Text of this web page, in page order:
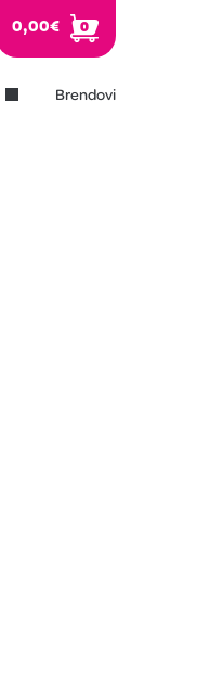
0,00€ 0
Brendovi